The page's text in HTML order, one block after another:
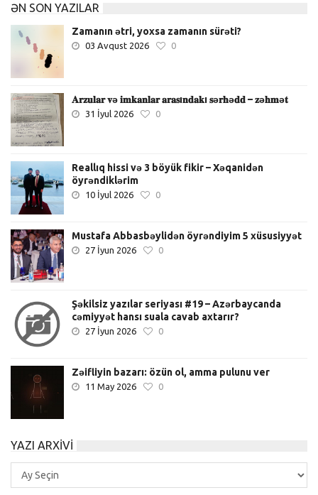
ƏN SON YAZILAR
Zamanın ətri, yoxsa zamanın sürəti?
03 Avqust 2026 0
𝐀𝐫𝐳𝐮𝐥𝐚𝐫 𝐯ə 𝐢𝐦𝐤𝐚𝐧𝐥𝐚𝐫 𝐚𝐫𝐚𝐬ı𝐧𝐝𝐚𝐤ı 𝐬ə𝐫𝐡ə𝐝𝐝 – 𝐳ə𝐡𝐦ə𝐭
31 İyul 2026 0
Reallıq hissi və 3 böyük fikir – Xəqanidən
öyrəndiklərim
10 İyul 2026 0
Mustafa Abbasbəylidən öyrəndiyim 5 xüsusiyyət
27 İyun 2026 0
Şəkilsiz yazılar seriyası #19 – Azərbaycanda
cəmiyyət hansı suala cavab axtarır?
27 İyun 2026 0
Zəifliyin bazarı: özün ol, amma pulunu ver
11 May 2026 0
YAZI ARXIVI
Yazı
Arxivi